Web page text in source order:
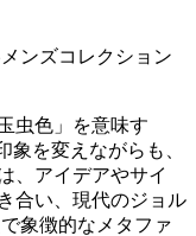
虫色」を意味す
象を変えながらも、
、アイデアやサイ
合い、現代のジョル
象徴的なメタファ